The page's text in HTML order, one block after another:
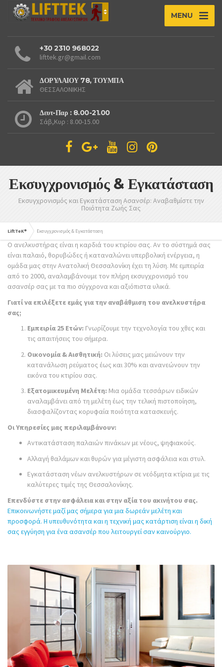
MENU
+30 2310 968022
lifttek.gr@gmail.com
ΔΟΡΥΛΑΙΟΥ 78, ΤΟΥΜΠΑ
ΘΕΣΣΑΛΟΝΙΚΗΣ
Δευτ-Παρ : 8.00-21.00
Σάβ,Κυρ : 8.00-15.00
Εκσυγχρονισμός & Εγκατάσταση
Εκσυγχρονισμός και Εγκατάσταση Ασανσέρ: Αναβαθμίστε την
Ποιότητα Ζωής Σας
LiftTeK® Εκσυγχρονισμός & Εγκατάσταση
Ο ανελκυστήρας είναι η καρδιά του κτιρίου σας. Αν το σύστημά σας
είναι παλαιό, θορυβώδες ή καταναλώνει υπερβολική ενέργεια, η
ομάδα μας στην Ανατολική Θεσσαλονίκη έχει τη λύση. Με εμπειρία
από το 2000, αναλαμβάνουμε τον πλήρη εκσυγχρονισμό του
ασανσέρ σας με τα πιο σύγχρονα και αξιόπιστα υλικά.
Γιατί να επιλέξετε εμάς για την αναβάθμιση του ανελκυστήρα
σας;
Εμπειρία 25 Ετών: Γνωρίζουμε την τεχνολογία του χθες και
τις απαιτήσεις του σήμερα.
Οικονομία & Αισθητική: Οι λύσεις μας μειώνουν την
κατανάλωση ρεύματος έως και 30% και ανανεώνουν την
εικόνα του κτιρίου σας.
Εξατομικευμένη Μελέτη: Μια ομάδα τεσσάρων ειδικών
αναλαμβάνει από τη μελέτη έως την τελική πιστοποίηση,
διασφαλίζοντας κορυφαία ποιότητα κατασκευής.
Οι Υπηρεσίες μας περιλαμβάνουν:
Αντικατάσταση παλαιών πινάκων με νέους, ψηφιακούς.
Αλλαγή θαλάμων και θυρών για μέγιστη ασφάλεια και στυλ.
Εγκατάσταση νέων ανελκυστήρων σε νεόδμητα κτίρια με τις
καλύτερες τιμές της Θεσσαλονίκης.
Επενδύστε στην ασφάλεια και στην αξία του ακινήτου σας.
Επικοινωνήστε μαζί μας σήμερα για μια δωρεάν μελέτη και
προσφορά. Η υπευθυνότητα και η τεχνική μας κατάρτιση είναι η δική
σας εγγύηση για ένα ασανσέρ που λειτουργεί σαν καινούργιο.